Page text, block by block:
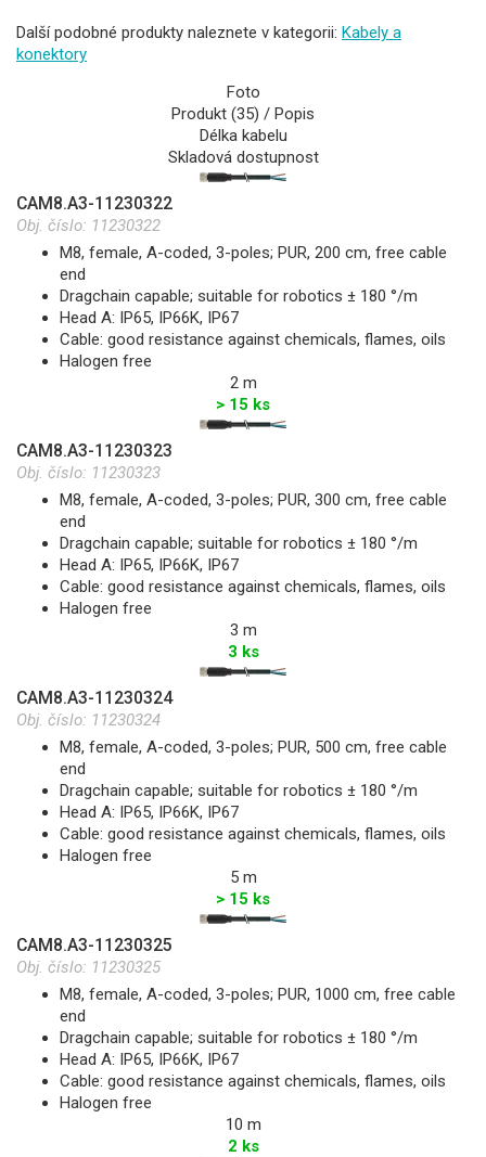
Další podobné produkty naleznete v kategorii: Kabely a
konektory
Foto
Produkt (35) / Popis
Délka kabelu
Skladová dostupnost
CAM8.A3-11230322
Obj. číslo: 11230322
M8, female, A-coded, 3-poles; PUR, 200 cm, free cable
end
Dragchain capable; suitable for robotics ± 180 °/m
Head A: IP65, IP66K, IP67
Cable: good resistance against chemicals, flames, oils
Halogen free
2 m
> 15 ks
CAM8.A3-11230323
Obj. číslo: 11230323
M8, female, A-coded, 3-poles; PUR, 300 cm, free cable
end
Dragchain capable; suitable for robotics ± 180 °/m
Head A: IP65, IP66K, IP67
Cable: good resistance against chemicals, flames, oils
Halogen free
3 m
3 ks
CAM8.A3-11230324
Obj. číslo: 11230324
M8, female, A-coded, 3-poles; PUR, 500 cm, free cable
end
Dragchain capable; suitable for robotics ± 180 °/m
Head A: IP65, IP66K, IP67
Cable: good resistance against chemicals, flames, oils
Halogen free
5 m
> 15 ks
CAM8.A3-11230325
Obj. číslo: 11230325
M8, female, A-coded, 3-poles; PUR, 1000 cm, free cable
end
Dragchain capable; suitable for robotics ± 180 °/m
Head A: IP65, IP66K, IP67
Cable: good resistance against chemicals, flames, oils
Halogen free
10 m
2 ks